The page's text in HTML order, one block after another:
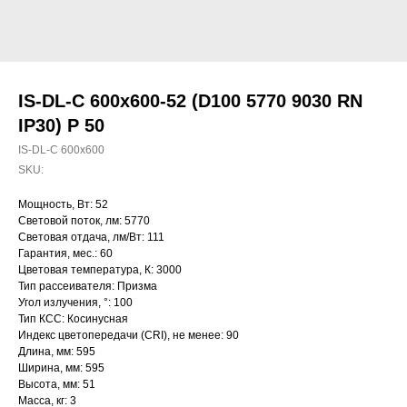
IS-DL-C 600x600-52 (D100 5770 9030 RN
IP30) P 50
IS-DL-C 600x600
SKU:
Мощность, Вт: 52
Световой поток, лм: 5770
Световая отдача, лм/Вт: 111
Гарантия, мес.: 60
Цветовая температура, К: 3000
Тип рассеивателя: Призма
Угол излучения, °: 100
Тип КСС: Косинусная
Индекс цветопередачи (CRI), не менее: 90
Длина, мм: 595
Ширина, мм: 595
Высота, мм: 51
Масса, кг: 3